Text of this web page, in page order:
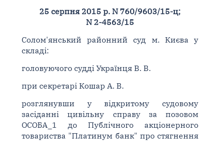
25 серпня 2015 р. N 760/9603/15-ц;
N 2-4563/15
Солом'янський районний суд м. Києва у
складі:
головуючого судді Українця В. В.
при секретарі Кошар А. В.
розглянувши у відкритому судовому
засіданні цивільну справу за позовом
ОСОБА_1 до Публічного акціонерного
товариства "Платинум банк" про стягнення